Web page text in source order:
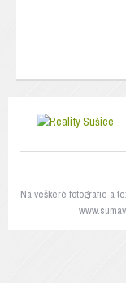
Na veškeré fotografie a